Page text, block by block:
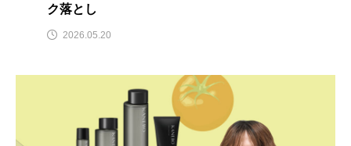
ク落とし
2026.05.20